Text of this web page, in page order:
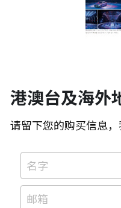
港澳台及海外
请留下您的购买信息，
名字
邮箱